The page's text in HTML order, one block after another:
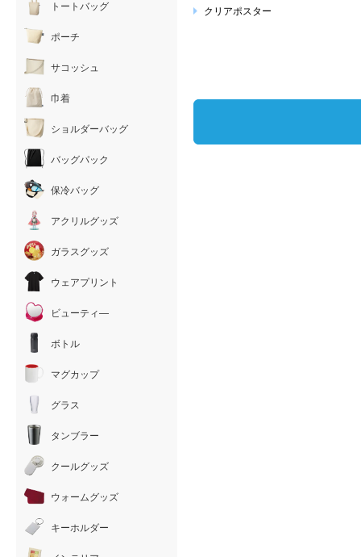
クリアポスター
トートバッグ
ポーチ
サコッシュ
巾着
ショルダーバッグ
バッグパック
保冷バッグ
アクリルグッズ
ガラスグッズ
ウェアプリント
ビューティ―
ボトル
マグカップ
グラス
タンブラー
クールグッズ
ウォームグッズ
キーホルダー